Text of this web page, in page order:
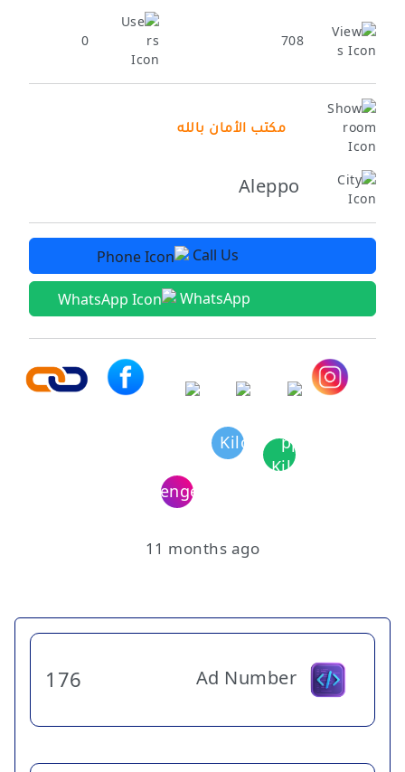
708
0
مكتب الأمان بالله
Aleppo
Call Us
WhatsApp
11 months ago
Ad Number
176